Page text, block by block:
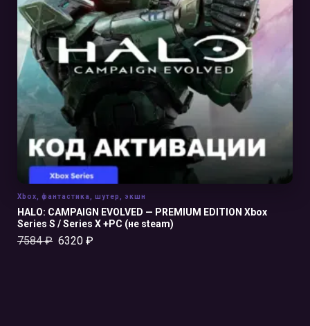
В КОРЗИНУ
HALO: CAMPAIGN EVOLVED — PREMIUM EDITION Xbox
Series S / Series X +PC (не steam)
7584₽ 6320 ₽
Xbox фантастика шутер экшн